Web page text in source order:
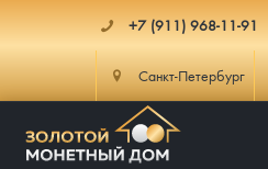
+7 (911) 968-11-91
Санкт-Петербург